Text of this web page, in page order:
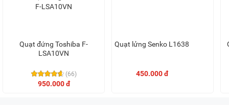
Quạt đứng Toshiba F-
LSA10VN
(66)
950.000 đ
Quạt lửng Senko L1638
450.000 đ